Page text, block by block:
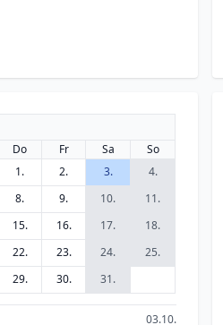
Do Fr Sa
So
1.
2. 3.
4.
8. 9. 10.
11.
15. 16. 17.
18.
22. 23. 24.
25.
29. 30. 31.
03.10.